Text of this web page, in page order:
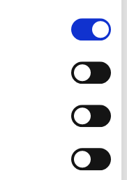
du déclin et de la